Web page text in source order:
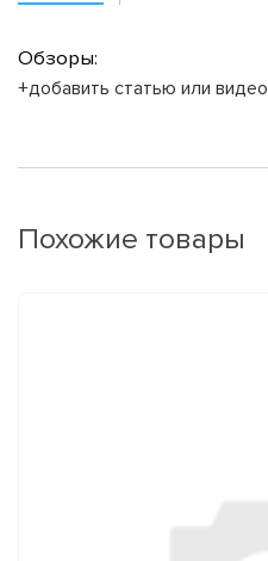
Обзоры:
+добавить статью или видео
Похожие товары